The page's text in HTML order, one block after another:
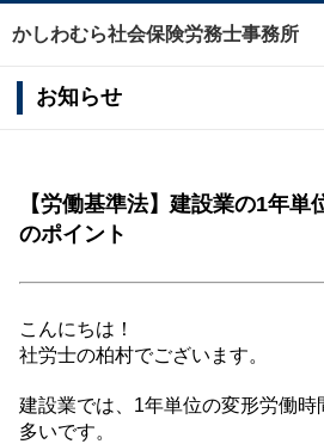
かしわむら社会保険労務士事務所
お知らせ
【労働基準法】建設業の1年単
のポイント
こんにちは！
社労士の柏村でございます。
建設業では、1年単位の変形労働
多いです。